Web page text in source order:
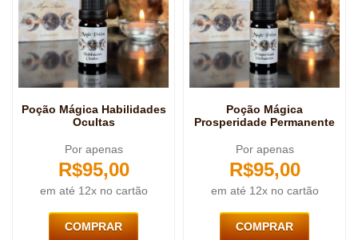
Poção Mágica Habilidades
Ocultas
Por apenas
R$95,00
em até 12x no cartão
COMPRAR
Poção Mágica
Prosperidade Permanente
Por apenas
R$95,00
em até 12x no cartão
COMPRAR